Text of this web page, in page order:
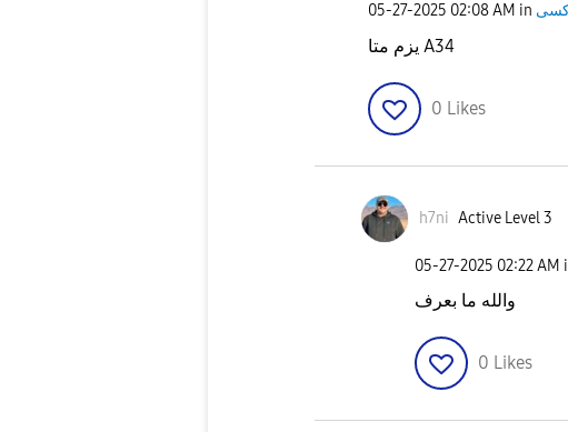
‎05-27-2025 02:08 AM in
يزم متا A34
0 Likes
h7ni Active Level 3
‎05-27-2025 02:22 AM
والله ما بعرف
0 Likes